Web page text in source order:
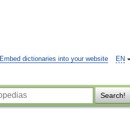
EN
Embed dictionaries into your website
Search!